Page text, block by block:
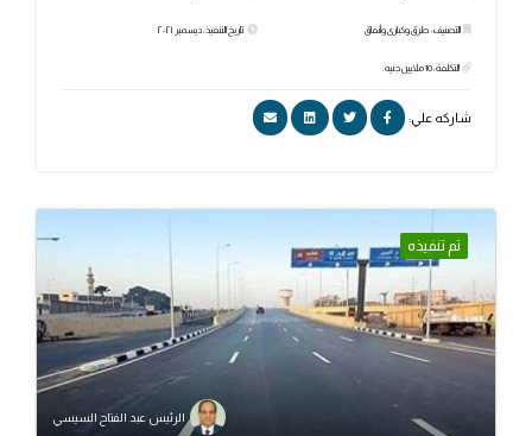
التصنيف: طرق وكبارى وأنفاق
التكلفة: 10 ملايين جنيه.
تاريخ التنفيذ: ديسمبر ٢٠٢١
شاركه علي:
تم تنفيذه
الرئيس عبد الفتاح السيسي